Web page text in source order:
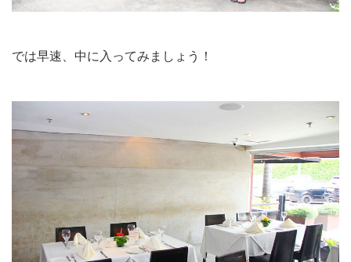
では早速、中に入ってみましょう！